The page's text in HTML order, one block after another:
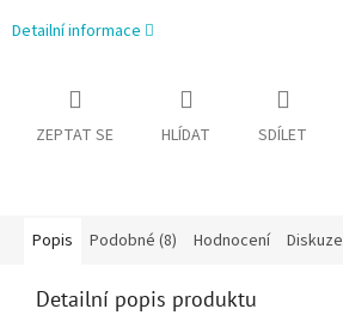
Detailní informace
ZEPTAT SE HLÍDAT SDÍLET
Popis Podobné (8) Hodnocení Diskuze
Detailní popis produktu